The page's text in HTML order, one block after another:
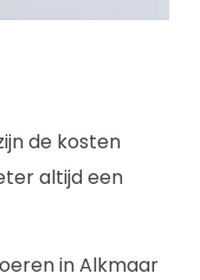
de kosten
altijd een
in Alkmaar